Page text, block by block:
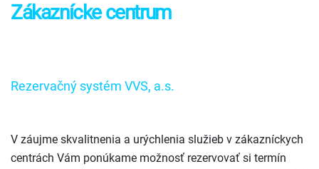
Zákaznícke centrum
Rezervačný systém VVS, a.s.
V záujme skvalitnenia a urýchlenia služieb v zákazníckych
centrách Vám ponúkame možnosť rezervovať si termín